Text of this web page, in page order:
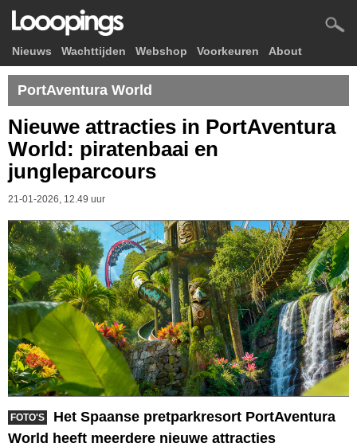
Nieuws Wachttijden Webshop Voorkeuren About
PortAventura World
Nieuwe attracties in PortAventura
World: piratenbaai en
jungleparcours
21-01-2026, 12.49 uur
FOTO'S
Het Spaanse pretparkresort PortAventura
World heeft meerdere nieuwe attracties